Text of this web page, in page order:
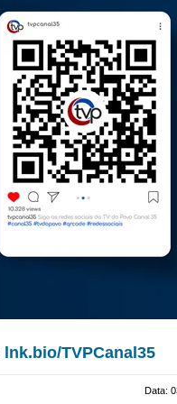
lnk.bio/TVPCanal35
Data: